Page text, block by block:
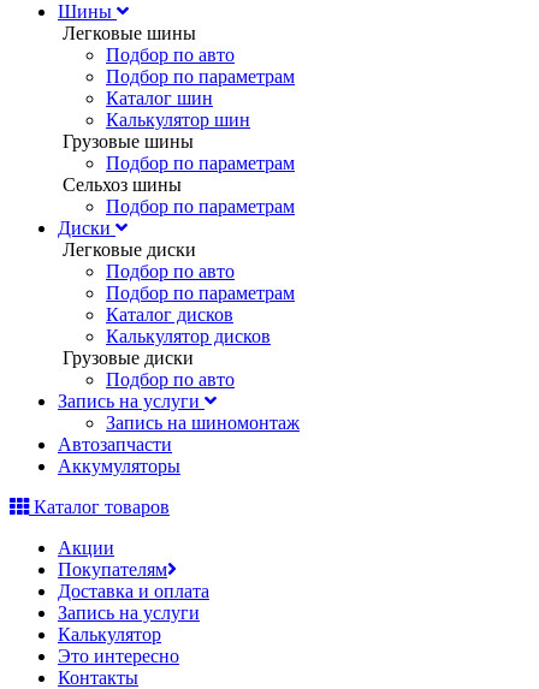
Шины
Легковые шины
Подбор по авто
Подбор по параметрам
Каталог шин
Калькулятор шин
Грузовые шины
Подбор по параметрам
Сельхоз шины
Подбор по параметрам
Диски
Легковые диски
Подбор по авто
Подбор по параметрам
Каталог дисков
Калькулятор дисков
Грузовые диски
Подбор по авто
Запись на услуги
Запись на шиномонтаж
Автозапчасти
Аккумуляторы
Каталог товаров
Акции
Покупателям
Доставка и оплата
Запись на услуги
Калькулятор
Это интересно
Контакты